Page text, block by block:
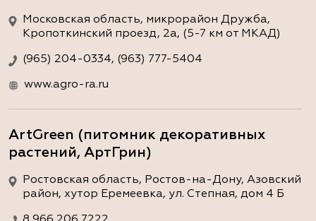
Московская область, микрорайон Дружба,
Кропоткинский проезд, 2а, (5-7 км от МКАД)
(965) 204-0334, (963) 777-5404
www.agro-ra.ru
ArtGreen (питомник декоративных
растений, АртГрин)
Ростовская область, Ростов-на-Дону, Азовский
район, хутор Еремеевка, ул. Степная, дом 4 Б